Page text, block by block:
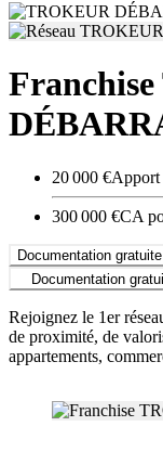
20 000 €Apport
300 000 €CA
Documentation gratuite
Documentation
Rejoignez le 1er
de proximité, de
appartements,